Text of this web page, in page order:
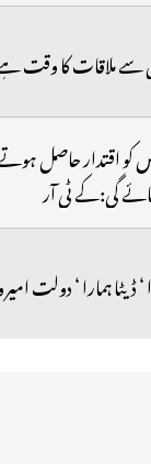
ملاقات کا وقت
گی:کے ٹی آر
‘ ڈیٹا ہمارا ‘ دولت